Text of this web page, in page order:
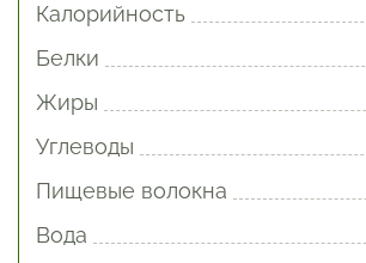
Калорийность
Белки
Жиры
Углеводы
Пищевые волокна
Вода